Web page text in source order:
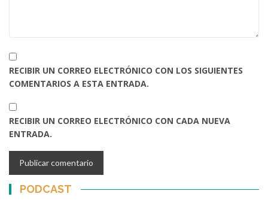
RECIBIR UN CORREO ELECTRÓNICO CON LOS SIGUIENTES
COMENTARIOS A ESTA ENTRADA.
RECIBIR UN CORREO ELECTRÓNICO CON CADA NUEVA
ENTRADA.
PODCAST